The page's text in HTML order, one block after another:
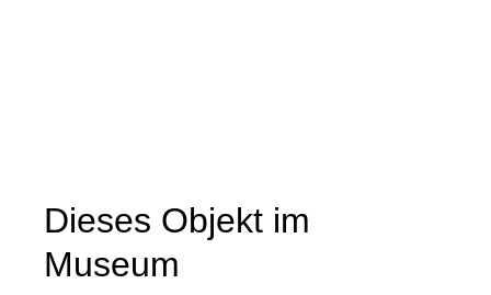
Dieses Objekt im
Museum